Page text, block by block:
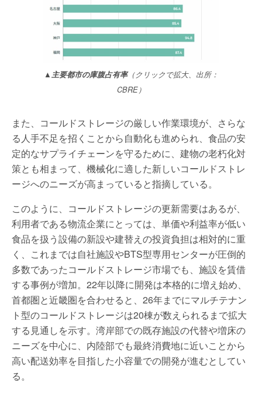
▲主要都市の庫腹占有率（クリックで拡大、出所：
CBRE）
また、コールドストレージの厳しい作業環境が、さらな
る人手不足を招くことから自動化も進められ、食品の安
定的なサプライチェーンを守るために、建物の老朽化対
策とも相まって、機械化に適した新しいコールドストレ
ージへのニーズが高まっていると指摘している。
このように、コールドストレージの更新需要はあるが、
利用者である物流企業にとっては、単価や利益率が低い
食品を扱う設備の新設や建替えの投資負担は相対的に重
く、これまでは自社施設やBTS型専用センターが圧倒的
多数であったコールドストレージ市場でも、施設を賃借
する事例が増加。22年以降に開発は本格的に増え始め、
首都圏と近畿圏を合わせると、26年までにマルチテナン
ト型のコールドストレージは20棟が数えられるまで拡大
する見通しを示す。湾岸部での既存施設の代替や増床の
ニーズを中心に、内陸部でも最終消費地に近いことから
高い配送効率を目指した小容量での開発が進むとしてい
る。